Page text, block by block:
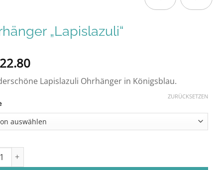
„Lapislazuli“
Lapislazuli Ohrhänger in Königsblau.
ZURÜCKSETZEN
"Lapislazuli" Menge